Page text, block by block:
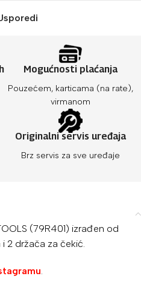
Mogućnosti plaćanja
Pouzećem, karticama (na rate),
virmanom
Originalni servis uređaja
Brz servis za sve uređaje
(79R401) izrađen od
2 držača za čekić.